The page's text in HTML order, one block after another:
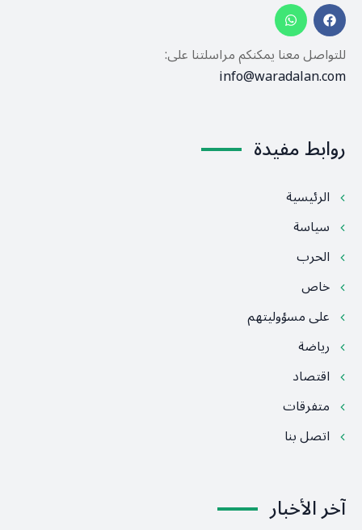
للتواصل معنا يمكنكم مراسلتنا على:
info@waradalan.com
روابط مفيدة
الرئيسية
سياسة
الحرب
خاص
على مسؤوليتهم
رياضة
اقتصاد
متفرقات
اتصل بنا
آخر الأخبار